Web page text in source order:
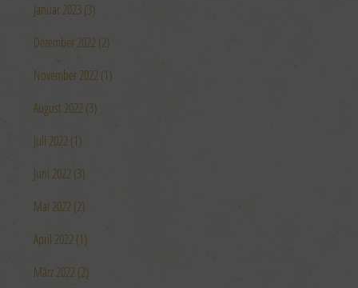
Januar 2023 (3)
Dezember 2022 (2)
November 2022 (1)
August 2022 (3)
Juli 2022 (1)
Juni 2022 (3)
Mai 2022 (2)
April 2022 (1)
März 2022 (2)